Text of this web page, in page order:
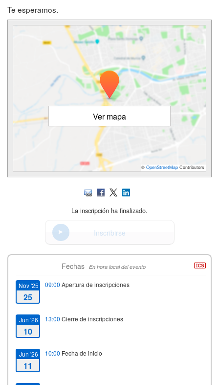
Te esperamos.
Ver mapa
© OpenStreetMap Contributors
La inscripción ha finalizado.
Inscribirse
Fechas En hora local del evento
Nov '25
25
09:00 Apertura de inscripciones
Jun '26
10
13:00 Cierre de inscripciones
Jun '26
11
10:00 Fecha de inicio